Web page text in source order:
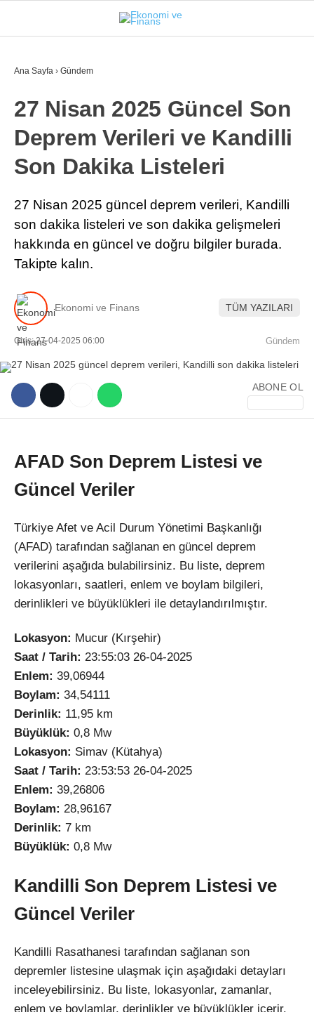
Instagram
Youtube
İSTANBUL
GÜNDEM
EKONOMI
FINANS
BORSA
KRIPTO
SEKTÖRLER
OTOMOBIL
Ana Sayfa › Gündem
27 Nisan 2025 Güncel Son
Deprem Verileri ve Kandilli
Son Dakika Listeleri
27 Nisan 2025 güncel deprem verileri, Kandilli
son dakika listeleri ve son dakika gelişmeleri
hakkında en güncel ve doğru bilgiler burada.
Takipte kalın.
Ekonomi ve Finans TÜM YAZILARI
Giriş: 27-04-2025 06:00 Gündem
ABONE OL
AFAD Son Deprem Listesi ve
Güncel Veriler
Türkiye Afet ve Acil Durum Yönetimi Başkanlığı
(AFAD) tarafından sağlanan en güncel deprem
verilerini aşağıda bulabilirsiniz. Bu liste, deprem
lokasyonları, saatleri, enlem ve boylam bilgileri,
derinlikleri ve büyüklükleri ile detaylandırılmıştır.
Lokasyon: Mucur (Kırşehir)
Saat / Tarih: 23:55:03 26-04-2025
Enlem: 39,06944
Boylam: 34,54111
Derinlik: 11,95 km
Büyüklük: 0,8 Mw
Lokasyon: Simav (Kütahya)
Saat / Tarih: 23:53:53 26-04-2025
Enlem: 39,26806
Boylam: 28,96167
Derinlik: 7 km
Büyüklük: 0,8 Mw
Kandilli Son Deprem Listesi ve
Güncel Veriler
Kandilli Rasathanesi tarafından sağlanan son
depremler listesine ulaşmak için aşağıdaki detayları
inceleyebilirsiniz. Bu liste, lokasyonlar, zamanlar,
enlem ve boylamlar, derinlikler ve büyüklükler içerir.